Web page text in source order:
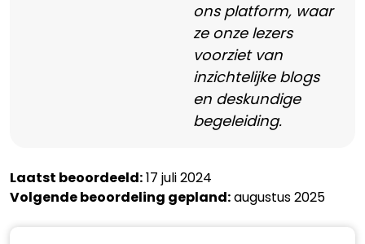
ons platform, waar
ze onze lezers
voorziet van
inzichtelijke blogs
en deskundige
begeleiding.
Laatst beoordeeld:17 juli 2024
Volgende beoordeling gepland:augustus 2025